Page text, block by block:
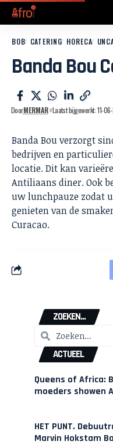
BOB CATERING HORECA
Banda Bou
DoorMERMAR Laatst bijgewerkt: 11-
Banda Bou verzorgt
bedrijven en
locatie. Dit kan
Antiliaans diner. Ook
uw lunchpauze zodat
genieten van de
Curacao.
ZOEKEN...
ACTUEEL
Queens of Africa:
moeders showen
HET PUNT.
Marvin Hokstam